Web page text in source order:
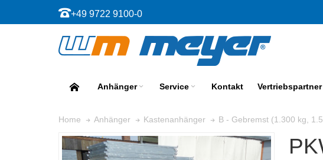
+49 9722 9100-0
Anhänger Service Kontakt Vertriebspartner
Home Anhänger Kastenanhänger B - Gebremst (1.300 kg,